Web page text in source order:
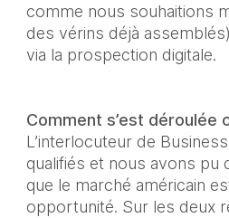
comme nous souhaitions
des vérins déjà
via la prospection digitale.
Comment s’est déroulée
L’interlocuteur de
qualifiés et nous avons pu
que le marché américain
opportunité. Sur les deux